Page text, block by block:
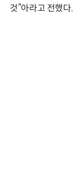
것”아라고 전했다.